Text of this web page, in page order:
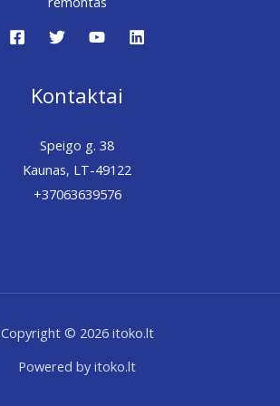
Kontaktai
Speigo g. 38
Kaunas, LT-49122
+37063639576
Copyright © 2026 itoko.lt
Powered by itoko.lt